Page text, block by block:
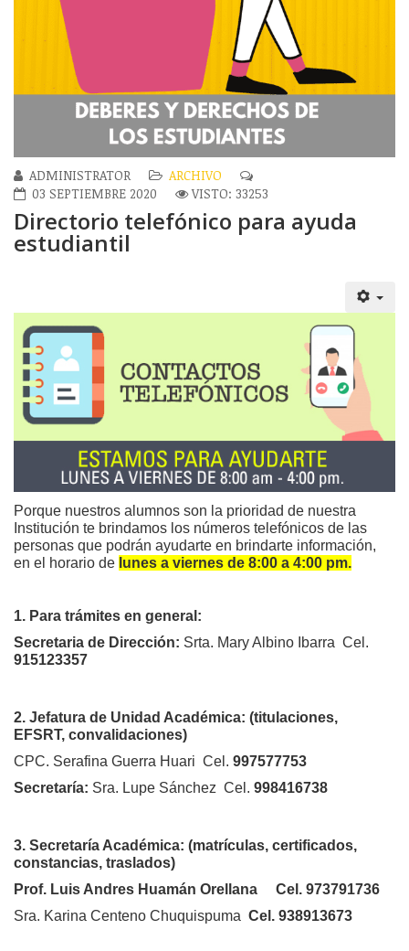
ADMINISTRATOR
ARCHIVO
03 SEPTIEMBRE 2020
VISTO: 33253
Directorio telefónico para ayuda
estudiantil
Porque nuestros alumnos son la prioridad de nuestra
Institución te brindamos los números telefónicos de las
personas que podrán ayudarte en brindarte información,
en el horario de lunes a viernes de 8:00 a 4:00 pm.
1. Para trámites en general:
Secretaria de Dirección: Srta. Mary Albino Ibarra Cel.
915123357
2. Jefatura de Unidad Académica: (titulaciones,
EFSRT, convalidaciones)
CPC. Serafina Guerra Huari Cel. 997577753
Secretaría: Sra. Lupe Sánchez Cel. 998416738
3. Secretaría Académica: (matrículas, certificados,
constancias, traslados)
Prof. Luis Andres Huamán Orellana Cel. 973791736
Sra. Karina Centeno Chuquispuma Cel. 938913673